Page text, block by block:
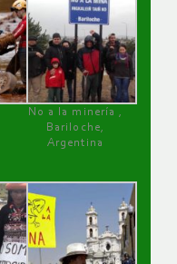
No a la minería ,
Bariloche,
Argentina